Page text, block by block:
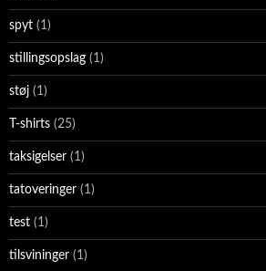
spyt (1)
stillingsopslag (1)
støj (1)
T-shirts (25)
taksigelser (1)
tatoveringer (1)
test (1)
tilsvininger (1)